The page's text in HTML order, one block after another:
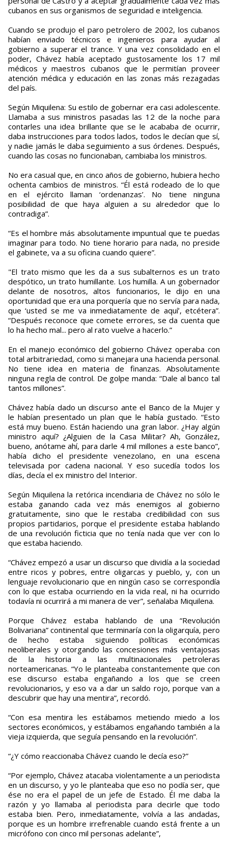
cubanos en sus organismos de seguridad e inteligencia.
Cuando se produjo el paro petrolero de 2002, los cubanos
habían enviado técnicos e ingenieros para ayudar al
gobierno a superar el trance. Y una vez consolidado en el
poder, Chávez había aceptado gustosamente los 17 mil
médicos y maestros cubanos que le permitían proveer
atención médica y educación en las zonas más rezagadas
del país.
Según Miquilena: Su estilo de gobernar era casi adolescente.
Llamaba a sus ministros pasadas las 12 de la noche para
contarles una idea brillante que se le acababa de ocurrir,
daba instrucciones para todos lados, todos le decían que sí,
y nadie jamás le daba seguimiento a sus órdenes. Después,
cuando las cosas no funcionaban, cambiaba los ministros.
No era casual que, en cinco años de gobierno, hubiera hecho
ochenta cambios de ministros. “Él está rodeado de lo que
en el ejército llaman ‘ordenanzas’. No tiene ninguna
posibilidad de que haya alguien a su alrededor que lo
contradiga”.
“Es el hombre más absolutamente impuntual que te puedas
imaginar para todo. No tiene horario para nada, no preside
el gabinete, va a su oficina cuando quiere”.
"El trato mismo que les da a sus subalternos es un trato
despótico, un trato humillante. Los humilla. A un gobernador
delante de nosotros, altos funcionarios, le dijo en una
oportunidad que era una porquería que no servía para nada,
que ‘usted se me va inmediatamente de aquí’, etcétera”.
“Después reconoce que comete errores, se da cuenta que
lo ha hecho mal... pero al rato vuelve a hacerlo.”
En el manejo económico del gobierno Chávez operaba con
total arbitrariedad, como si manejara una hacienda personal.
No tiene idea en materia de finanzas. Absolutamente
ninguna regla de control. De golpe manda: “Dale al banco tal
tantos millones”.
Chávez había dado un discurso ante el Banco de la Mujer y
le habían presentado un plan que le había gustado. “Esto
está muy bueno. Están haciendo una gran labor. ¿Hay algún
ministro aquí? ¿Alguien de la Casa Militar? Ah, González,
bueno, anótame ahí, para darle 4 mil millones a este banco”,
había dicho el presidente venezolano, en una escena
televisada por cadena nacional. Y eso sucedía todos los
días, decía el ex ministro del Interior.
Según Miquilena la retórica incendiaria de Chávez no sólo le
estaba ganando cada vez más enemigos al gobierno
gratuitamente, sino que le restaba credibilidad con sus
propios partidarios, porque el presidente estaba hablando
de una revolución ficticia que no tenía nada que ver con lo
que estaba haciendo.
“Chávez empezó a usar un discurso que dividía a la sociedad
entre ricos y pobres, entre oligarcas y pueblo, y, con un
lenguaje revolucionario que en ningún caso se correspondía
con lo que estaba ocurriendo en la vida real, ni ha ocurrido
todavía ni ocurrirá a mi manera de ver”, señalaba Miquilena.
Porque Chávez estaba hablando de una “Revolución
Bolivariana” continental que terminaría con la oligarquía, pero
de hecho estaba siguiendo políticas económicas
neoliberales y otorgando las concesiones más ventajosas
de la historia a las multinacionales petroleras
norteamericanas. “Yo le planteaba constantemente que con
ese discurso estaba engañando a los que se creen
revolucionarios, y eso va a dar un saldo rojo, porque van a
descubrir que hay una mentira”, recordó.
“Con esa mentira les estábamos metiendo miedo a los
sectores económicos, y estábamos engañando también a la
vieja izquierda, que seguía pensando en la revolución”.
“¿Y cómo reaccionaba Chávez cuando le decía eso?”
“Por ejemplo, Chávez atacaba violentamente a un periodista
en un discurso, y yo le planteaba que eso no podía ser, que
ése no era el papel de un jefe de Estado. Él me daba la
razón y yo llamaba al periodista para decirle que todo
estaba bien. Pero, inmediatamente, volvía a las andadas,
porque es un hombre irrefrenable cuando está frente a un
micrófono con cinco mil personas adelante”,